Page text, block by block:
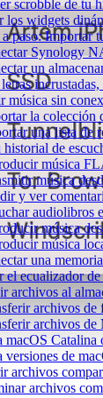
scrobble de tu
los widgets
a paso: Importar
Synology
un
música sin
la
una lista de
de
música
música
y ver
audiolibros
música
música
una
el ecualizador
archivos al
archivos de
archivos de
macOS Catalina
versiones de
archivos
archivos